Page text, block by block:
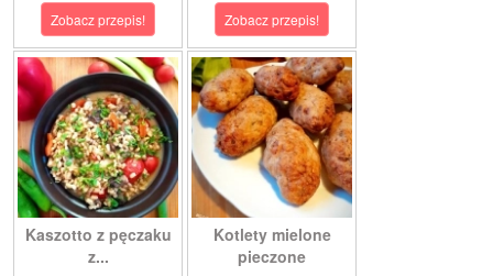
Zobacz przepis! Zobacz przepis!
Kaszotto z pęczaku
z...
Kotlety mielone
pieczone